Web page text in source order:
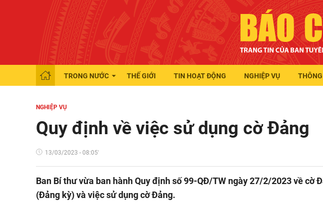
TRONG NƯỚC THẾ GIỚI TIN HOẠT ĐỘNG NGHIỆP VỤ
NGHIỆP VỤ
Quy định về việc sử dụng cờ Đảng
13/03/2023 - 08:05'
Ban Bí thư vừa ban hành Quy định số 99-QĐ/TW ngày 27/2/2023 về cờ
(Đảng kỳ) và việc sử dụng cờ Đảng.